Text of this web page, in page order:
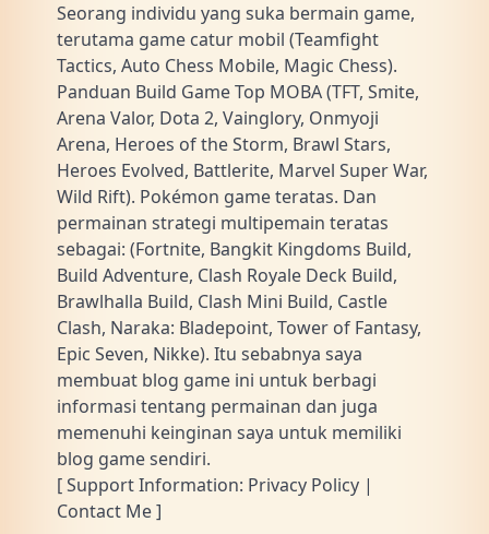
Seorang individu yang suka bermain game,
terutama game catur mobil (Teamfight
Tactics, Auto Chess Mobile, Magic Chess).
Panduan Build Game Top MOBA (TFT, Smite,
Arena Valor, Dota 2, Vainglory, Onmyoji
Arena, Heroes of the Storm, Brawl Stars,
Heroes Evolved, Battlerite, Marvel Super War,
Wild Rift). Pokémon game teratas. Dan
permainan strategi multipemain teratas
sebagai: (Fortnite, Bangkit Kingdoms Build,
Build Adventure, Clash Royale Deck Build,
Brawlhalla Build, Clash Mini Build, Castle
Clash, Naraka: Bladepoint, Tower of Fantasy,
Epic Seven, Nikke). Itu sebabnya saya
membuat blog game ini untuk berbagi
informasi tentang permainan dan juga
memenuhi keinginan saya untuk memiliki
blog game sendiri.
[ Support Information: Privacy Policy |
Contact Me ]